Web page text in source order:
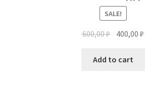
SALE!
600,00₽ 400,00₽
Add to cart